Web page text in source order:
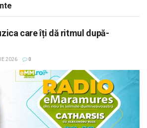
care îți dă ritmul după-
2026 0